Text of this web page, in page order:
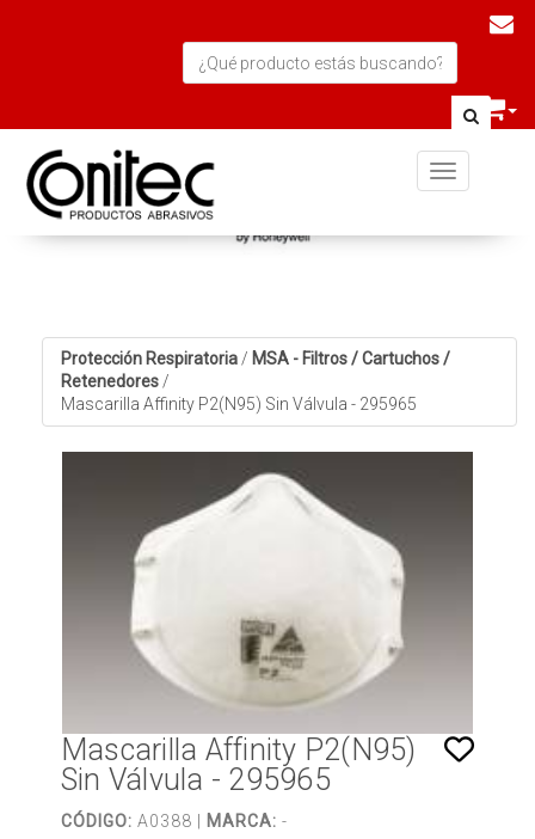
Toggle
Protección Respiratoria / MSA - Filtros / Cartuchos /
Retenedores /
Mascarilla Affinity P2(N95) Sin Válvula - 295965
Mascarilla Affinity P2(N95)
Sin Válvula - 295965
CÓDIGO: A0388 | MARCA: -